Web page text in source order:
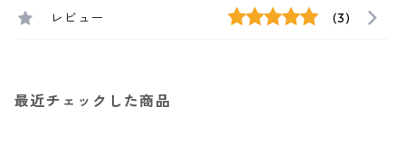
レビュー (3)
最近チェックした商品